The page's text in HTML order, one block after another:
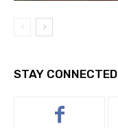
STAY CONNECTED